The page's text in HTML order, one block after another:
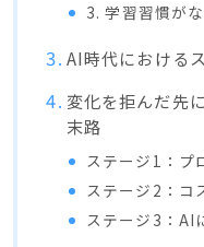
3. 学習習慣が
AI時代における
変化を拒んだ先
末路
ステージ1：プ
ステージ2：コ
ステージ3：AI